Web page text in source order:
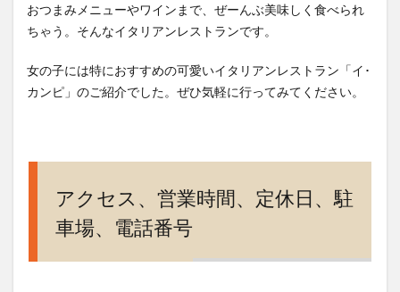
おつまみメニューやワインまで、ぜーんぶ美味しく食べられ
ちゃう。そんなイタリアンレストランです。
女の子には特におすすめの可愛いイタリアンレストラン「イ･
カンピ」のご紹介でした。ぜひ気軽に行ってみてください。
アクセス、営業時間、定休日、駐
車場、電話番号